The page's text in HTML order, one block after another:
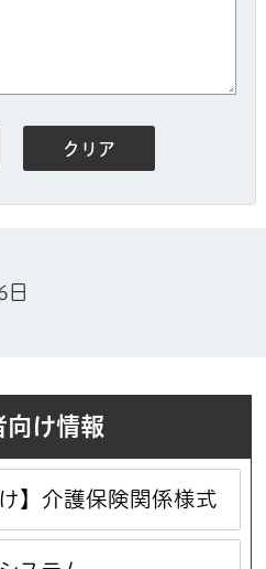
日
向け情報
】介護保険関係様式